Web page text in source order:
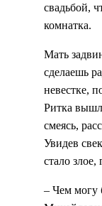
свадьбой,
комнатка.
Мать
сделаешь
невестке,
Ритка
смеясь,
Увидев
стало злое,
– Чем могу